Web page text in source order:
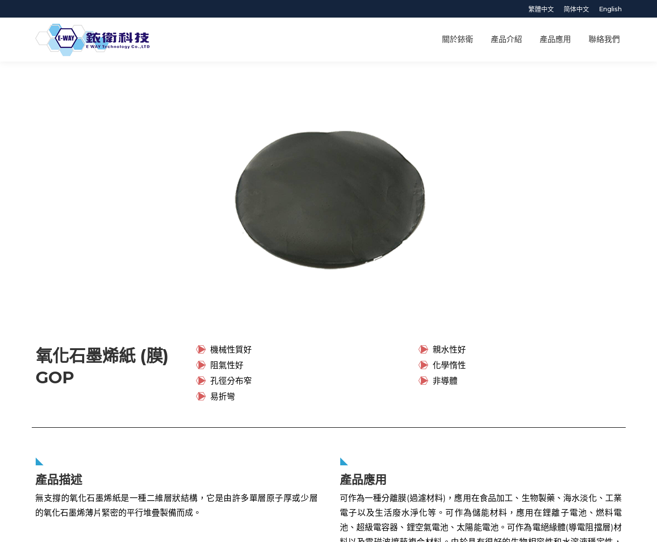
繁體中文 简体中文 English
關於銥衛 產品介紹 產品應用 聯絡我們
氧化石墨烯紙 (膜)
GOP
機械性質好
阻氣性好
孔徑分布窄
易折彎
親水性好
化學惰性
非導體
產品描述
無支撐的氧化石墨烯紙是一種二維層狀結構，它是由許多單層原子厚或少層
的氧化石墨烯薄片緊密的平行堆疊製備而成。
產品應用
可作為一種分離膜(過濾材料)，應用在食品加工、生物製藥、海水淡化、工業
電子以及生活廢水淨化等。可作為儲能材料，應用在鋰離子電池、燃料電
池、超級電容器、鋰空氣電池、太陽能電池。可作為電絕緣體(導電阻擋層)材